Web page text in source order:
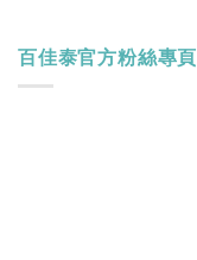
百佳泰官方粉絲專頁